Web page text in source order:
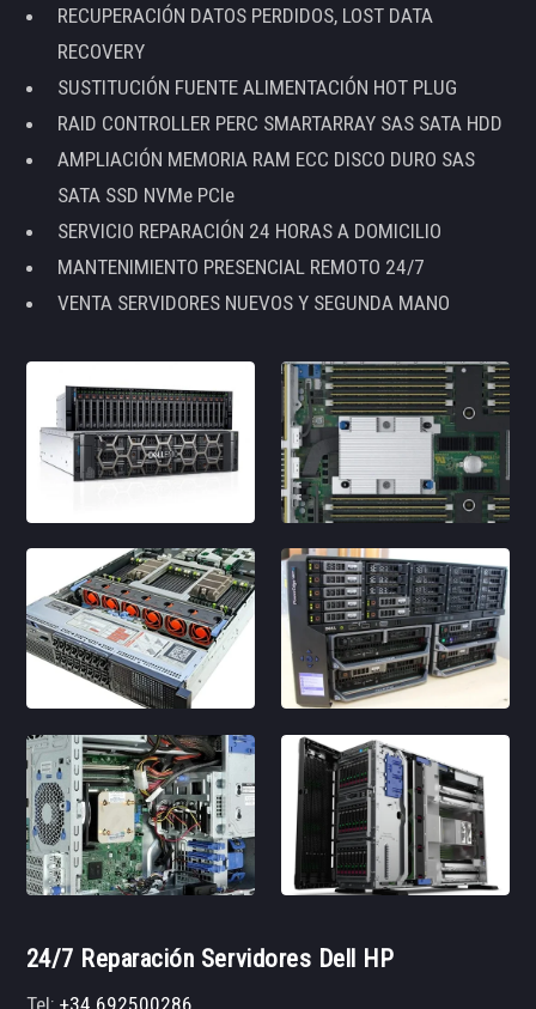
RECUPERACIÓN DATOS PERDIDOS, LOST DATA
RECOVERY
SUSTITUCIÓN FUENTE ALIMENTACIÓN HOT PLUG
RAID CONTROLLER PERC SMARTARRAY SAS SATA HDD
AMPLIACIÓN MEMORIA RAM ECC DISCO DURO SAS
SATA SSD NVMe PCIe
SERVICIO REPARACIÓN 24 HORAS A DOMICILIO
MANTENIMIENTO PRESENCIAL REMOTO 24/7
VENTA SERVIDORES NUEVOS Y SEGUNDA MANO
24/7 Reparación Servidores Dell HP
Tel:+34 692500286